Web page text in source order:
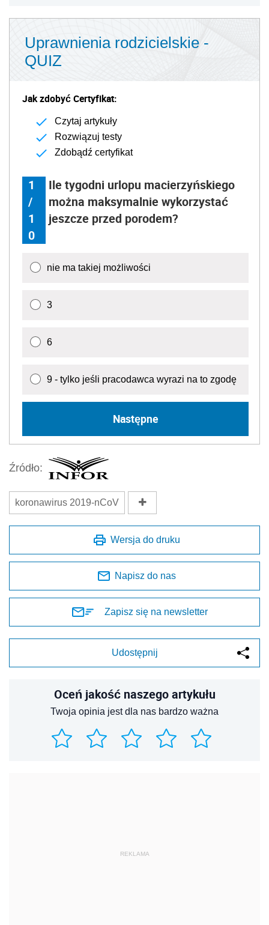
Uprawnienia rodzicielskie -
QUIZ
Jak zdobyć Certyfikat:
Czytaj artykuły
Rozwiązuj testy
Zdobądź certyfikat
1
/
1
0
Ile tygodni urlopu macierzyńskiego
można maksymalnie wykorzystać
jeszcze przed porodem?
nie ma takiej możliwości
3
6
9 - tylko jeśli pracodawca wyrazi na to zgodę
Następne
Źródło:
koronawirus 2019-nCoV
Wersja do druku
Napisz do nas
Zapisz się na newsletter
Udostępnij
Oceń jakość naszego artykułu
Twoja opinia jest dla nas bardzo ważna
REKLAMA